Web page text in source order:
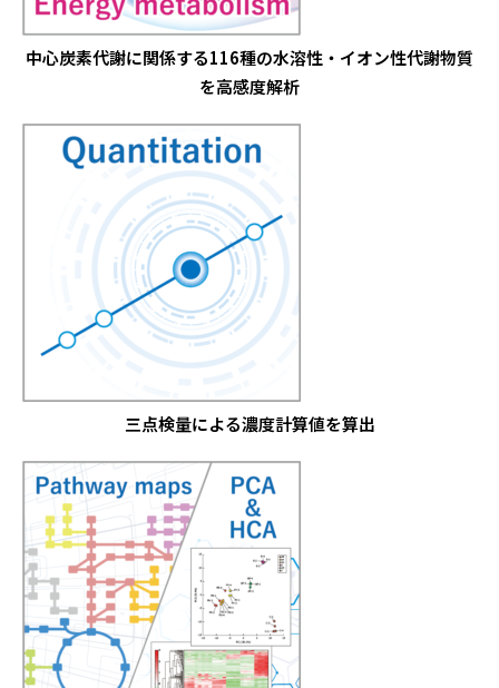
中心炭素代謝に関係する116種の水溶性・イオン性代謝物質
を高感度解析
三点検量による濃度計算値を算出